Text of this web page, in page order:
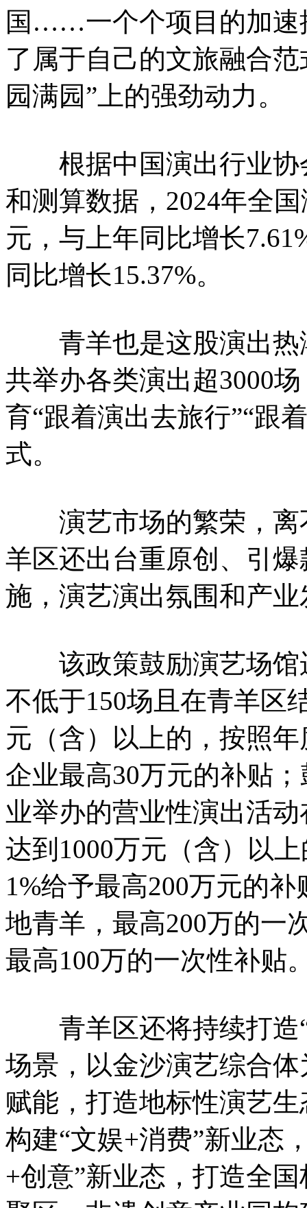
国……一个个项目的加速
了属于自己的文旅融合
园满园”上的强劲动力。
根据中国演出行业协
和测算数据，2024年全
元，与上年同比增长
同比增长15.37%。
青羊也是这股演出热
共举办各类演出超3000
育“跟着演出去旅行”“跟
式。
演艺市场的繁荣，离
羊区还出台重原创、引
施，演艺演出氛围和产
该政策鼓励演艺场馆
不低于150场且在青羊区
元（含）以上的，按照
企业最高30万元的补贴
业举办的营业性演出活
达到1000万元（含）以
1%给予最高200万元的
地青羊，最高200万的一
最高100万的一次性补贴
青羊区还将持续打造“
场景，以金沙演艺综合
赋能，打造地标性演艺
构建“文娱+消费”新业态
+创意”新业态，打造全